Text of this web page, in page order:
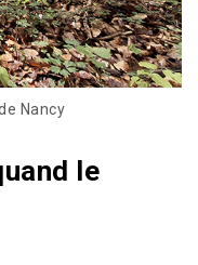
Nancy
le